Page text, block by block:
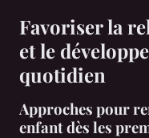
Favoriser la
et le
quotidien
Approches pour
enfant dès les